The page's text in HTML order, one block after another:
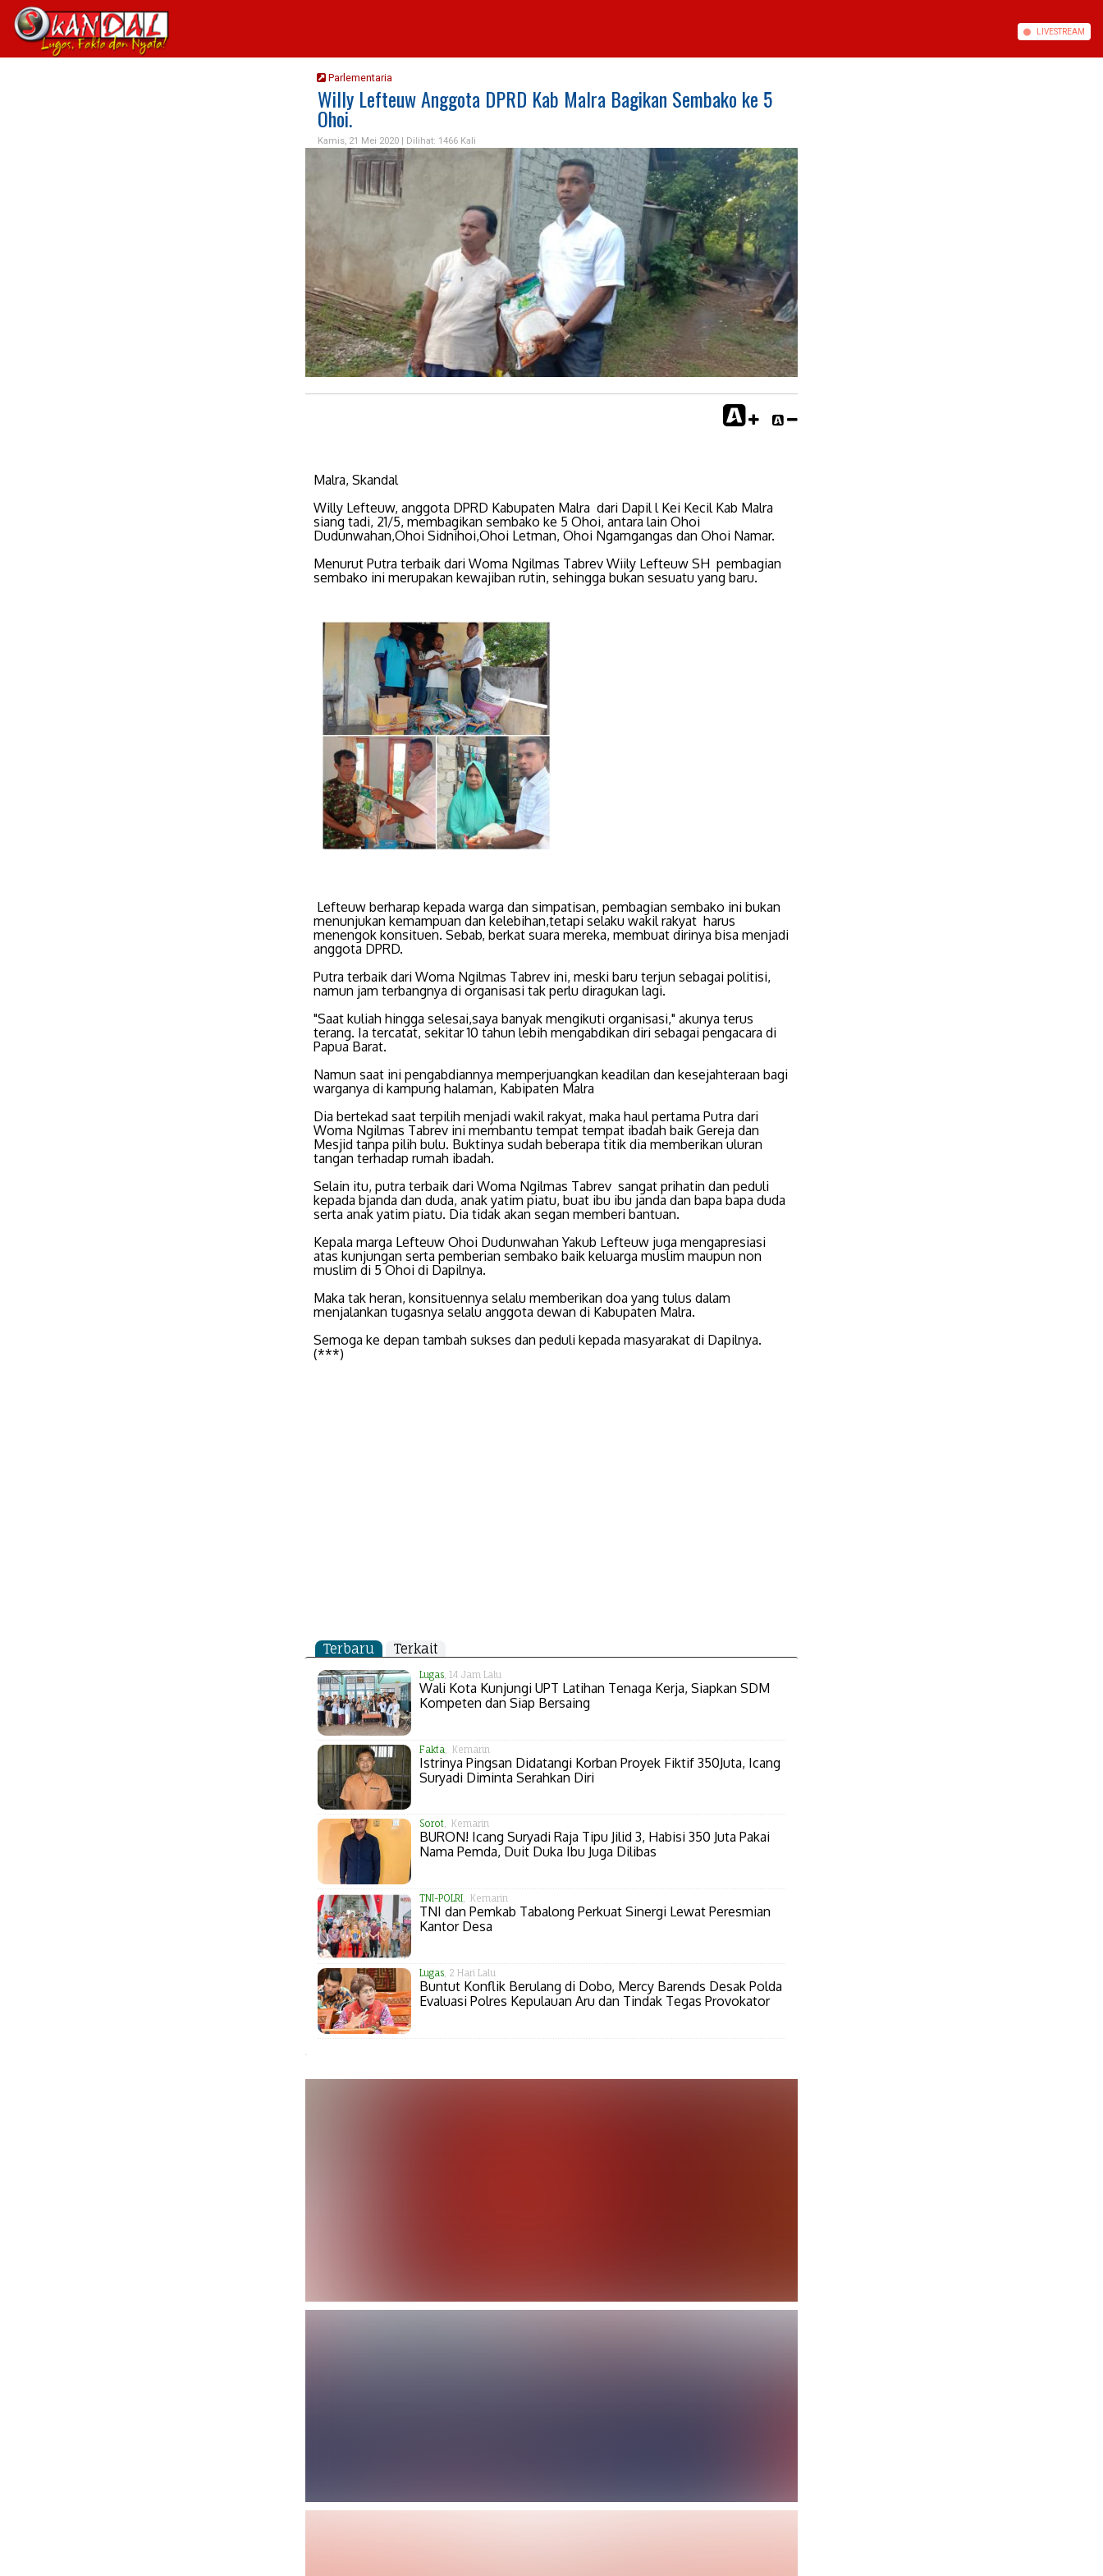
LIVESTREAM
Parlementaria
Willy Lefteuw Anggota DPRD Kab Malra Bagikan Sembako ke 5
Ohoi.
Kamis, 21 Mei 2020 | Dilihat: 1466 Kali
Malra, Skandal
Willy Lefteuw, anggota DPRD Kabupaten Malra dari Dapil l Kei Kecil Kab Malra
siang tadi, 21/5, membagikan sembako ke 5 Ohoi, antara lain Ohoi
Dudunwahan,Ohoi Sidnihoi,Ohoi Letman, Ohoi Ngarngangas dan Ohoi Namar.
Menurut Putra terbaik dari Woma Ngilmas Tabrev Wiily Lefteuw SH pembagian
sembako ini merupakan kewajiban rutin, sehingga bukan sesuatu yang baru.
Lefteuw berharap kepada warga dan simpatisan, pembagian sembako ini bukan
menunjukan kemampuan dan kelebihan,tetapi selaku wakil rakyat harus
menengok konsituen. Sebab, berkat suara mereka, membuat dirinya bisa menjadi
anggota DPRD.
Putra terbaik dari Woma Ngilmas Tabrev ini, meski baru terjun sebagai politisi,
namun jam terbangnya di organisasi tak perlu diragukan lagi.
"Saat kuliah hingga selesai,saya banyak mengikuti organisasi," akunya terus
terang. Ia tercatat, sekitar 10 tahun lebih mengabdikan diri sebagai pengacara di
Papua Barat.
Namun saat ini pengabdiannya memperjuangkan keadilan dan kesejahteraan bagi
warganya di kampung halaman, Kabipaten Malra
Dia bertekad saat terpilih menjadi wakil rakyat, maka haul pertama Putra dari
Woma Ngilmas Tabrev ini membantu tempat tempat ibadah baik Gereja dan
Mesjid tanpa pilih bulu. Buktinya sudah beberapa titik dia memberikan uluran
tangan terhadap rumah ibadah.
Selain itu, putra terbaik dari Woma Ngilmas Tabrev sangat prihatin dan peduli
kepada bjanda dan duda, anak yatim piatu, buat ibu ibu janda dan bapa bapa duda
serta anak yatim piatu. Dia tidak akan segan memberi bantuan.
Kepala marga Lefteuw Ohoi Dudunwahan Yakub Lefteuw juga mengapresiasi
atas kunjungan serta pemberian sembako baik keluarga muslim maupun non
muslim di 5 Ohoi di Dapilnya.
Maka tak heran, konsituennya selalu memberikan doa yang tulus dalam
menjalankan tugasnya selalu anggota dewan di Kabupaten Malra.
Semoga ke depan tambah sukses dan peduli kepada masyarakat di Dapilnya.
(***)
Terbaru Terkait
Lugas, 14 Jam Lalu
Wali Kota Kunjungi UPT Latihan Tenaga Kerja, Siapkan SDM
Kompeten dan Siap Bersaing
Fakta , Kemarin
Istrinya Pingsan Didatangi Korban Proyek Fiktif 350Juta, Icang
Suryadi Diminta Serahkan Diri
Sorot, Kemarin
BURON! Icang Suryadi Raja Tipu Jilid 3, Habisi 350 Juta Pakai
Nama Pemda, Duit Duka Ibu Juga Dilibas
TNI-POLRI, Kemarin
TNI dan Pemkab Tabalong Perkuat Sinergi Lewat Peresmian
Kantor Desa
Lugas, 2 Hari Lalu
Buntut Konflik Berulang di Dobo, Mercy Barends Desak Polda
Evaluasi Polres Kepulauan Aru dan Tindak Tegas Provokator